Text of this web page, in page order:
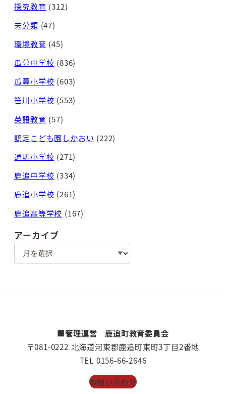
探究教育 (312)
未分類 (47)
環境教育 (45)
瓜幕中学校 (836)
瓜幕小学校 (603)
笹川小学校 (553)
英語教育 (57)
認定こども園しかおい (222)
通明小学校 (271)
鹿追中学校 (334)
鹿追小学校 (261)
鹿追高等学校 (167)
アーカイブ
■管理運営 鹿追町教育委員会
〒081-0222 北海道河東郡鹿追町東町3丁目2番地
TEL 0156-66-2646
お問い合わせ